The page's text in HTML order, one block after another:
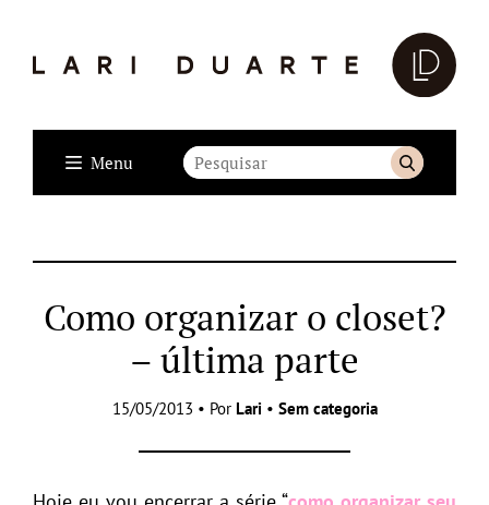
Menu
Como organizar o closet?
– última parte
15/05/2013 • Por Lari • Sem categoria